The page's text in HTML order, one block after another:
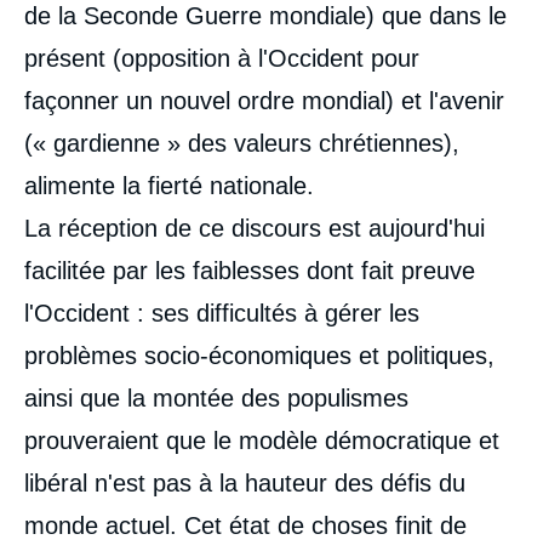
de la Seconde Guerre mondiale) que dans le
présent (opposition à l'Occident pour
façonner un nouvel ordre mondial) et l'avenir
(« gardienne » des valeurs chrétiennes),
alimente la fierté nationale.
La réception de ce discours est aujourd'hui
facilitée par les faiblesses dont fait preuve
l'Occident : ses difficultés à gérer les
problèmes socio-économiques et politiques,
ainsi que la montée des populismes
prouveraient que le modèle démocratique et
libéral n'est pas à la hauteur des défis du
monde actuel. Cet état de choses finit de